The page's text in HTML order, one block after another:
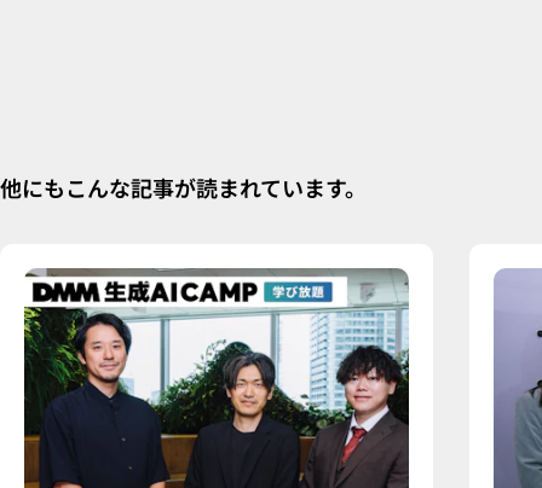
他にもこんな記事が読まれています。